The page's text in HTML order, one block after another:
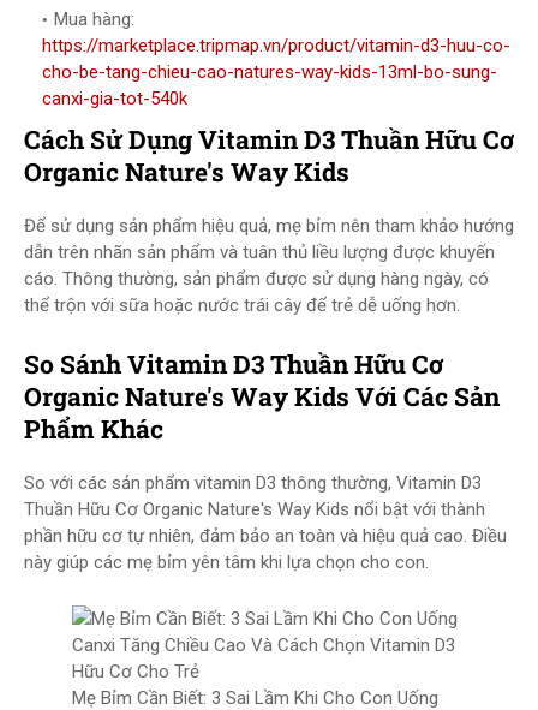
Mua hàng:
https://marketplace.tripmap.vn/product/vitamin-d3-huu-co-
cho-be-tang-chieu-cao-natures-way-kids-13ml-bo-sung-
canxi-gia-tot-540k
Cách Sử Dụng Vitamin D3 Thuần Hữu Cơ
Organic Nature's Way Kids
Để sử dụng sản phẩm hiệu quả, mẹ bỉm nên tham khảo hướng
dẫn trên nhãn sản phẩm và tuân thủ liều lượng được khuyến
cáo. Thông thường, sản phẩm được sử dụng hàng ngày, có
thể trộn với sữa hoặc nước trái cây để trẻ dễ uống hơn.
So Sánh Vitamin D3 Thuần Hữu Cơ
Organic Nature's Way Kids Với Các Sản
Phẩm Khác
So với các sản phẩm vitamin D3 thông thường, Vitamin D3
Thuần Hữu Cơ Organic Nature's Way Kids nổi bật với thành
phần hữu cơ tự nhiên, đảm bảo an toàn và hiệu quả cao. Điều
này giúp các mẹ bỉm yên tâm khi lựa chọn cho con.
Mẹ Bỉm Cần Biết: 3 Sai Lầm Khi Cho Con Uống